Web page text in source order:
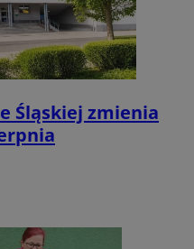
Śląskiej zmienia